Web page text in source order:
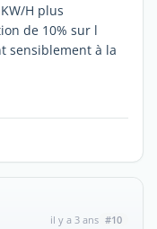
H plus
de 10% sur l
sensiblement à la
il y a 3 ans #10